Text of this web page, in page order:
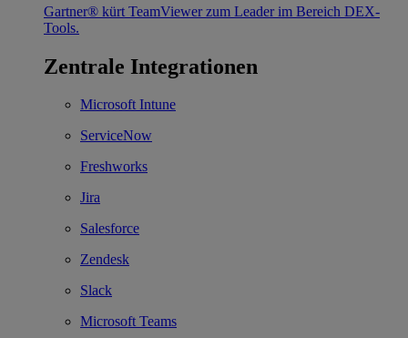
Gartner® kürt TeamViewer zum Leader im Bereich DEX-
Tools.
Zentrale Integrationen
Microsoft Intune
ServiceNow
Freshworks
Jira
Salesforce
Zendesk
Slack
Microsoft Teams